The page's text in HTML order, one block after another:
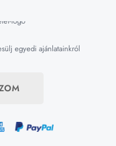
egyedi ajánlatainkról